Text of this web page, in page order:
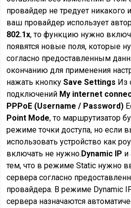
провайдер не тредует никакого
ваш провайдер использует
802.1х, то функцию нужно
появятся новые поля, которые
согласно предоставленным
окончанию для применения
нажать кнопкуSave Settings Из
подключений My internet
PPPoE (Username / Password)
Point Mode, то маршрутизатор
режиме точки доступа, но если
использовать устройство как
включать не нужно.Dynamic IP и
тем, что в режиме Static нужно
сервера согласно
провайдера. В режиме Dynamic
сервера назначаются